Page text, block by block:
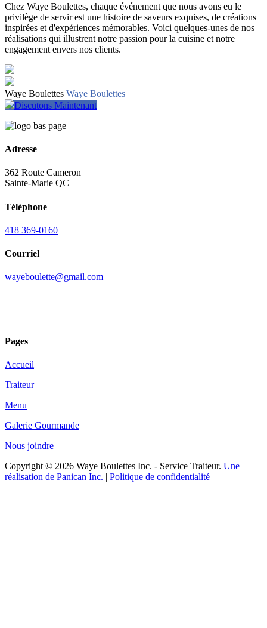
Chez Waye Boulettes, chaque événement que nous avons eu le
privilège de servir est une histoire de saveurs exquises, de créations
inspirées et d'expériences mémorables. Voici quelques-unes de nos
réalisations qui illustrent notre passion pour la cuisine et notre
engagement envers nos clients.
Waye Boulettes Waye Boulettes
Discutons Maintenant
Adresse
362 Route Cameron
Sainte-Marie QC
Téléphone
418 369-0160
Courriel
wayeboulette@gmail.com
Pages
Accueil
Traiteur
Menu
Galerie Gourmande
Nous joindre
Copyright © 2026 Waye Boulettes Inc. - Service Traiteur. Une
réalisation de Panican Inc. | Politique de confidentialité